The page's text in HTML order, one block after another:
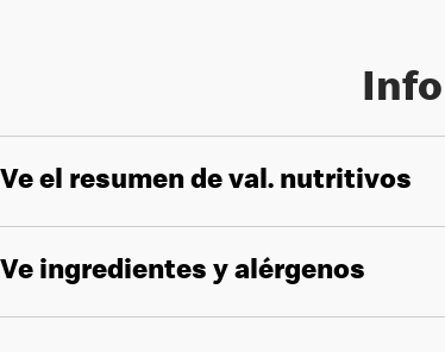
Ve el resumen de val. nutritivos
Ve ingredientes y alérgenos